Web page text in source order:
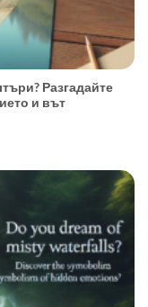
Разгадайте
и вът